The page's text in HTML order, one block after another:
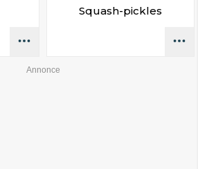
Squash-pickles